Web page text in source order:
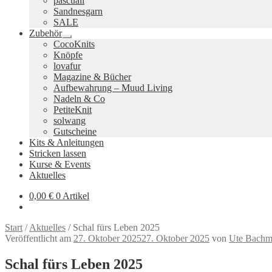
Sandnesgarn
SALE
Zubehör
Untermenü
ausklappen
CocoKnits
Knöpfe
lovafur
Magazine & Bücher
Aufbewahrung – Muud Living
Nadeln & Co
PetiteKnit
solwang
Gutscheine
Kits & Anleitungen
Stricken lassen
Kurse & Events
Aktuelles
0,00 € 0 Artikel
Start /Aktuelles / Schal fürs Leben 2025
Veröffentlicht am 27. Oktober 202527. Oktober 2025 von Ute
Schal fürs Leben 2025